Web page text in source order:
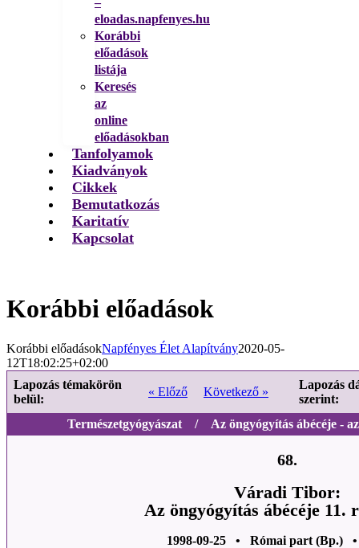
eloadas.napfenyes.hu
Korábbi
előadások
listája
Keresés
az
online
előadásokban
Tanfolyamok
Kiadványok
Cikkek
Bemutatkozás
Karitatív
Kapcsolat
Korábbi előadások
Korábbi előadásokNapfényes Élet Alapítvány2020-05-
12T18:02:25+02:00
Lapozás témakörön
belül:
« Előző Következő »
Lapozás
szerint:
Természetgyógyászat / Az öngyógyítás ábécéje -
68.
Váradi Tibor:
Az öngyógyítás ábécéje 11.
1998-09-25 • Római part (Bp.)